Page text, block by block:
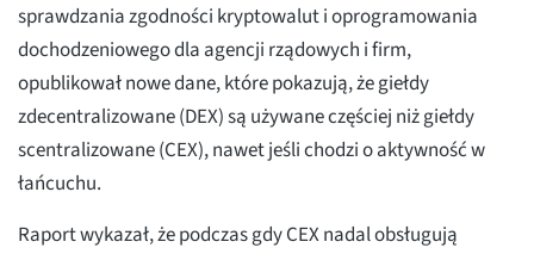
sprawdzania zgodności kryptowalut i oprogramowania
dochodzeniowego dla agencji rządowych i firm,
opublikował nowe dane, które pokazują, że giełdy
zdecentralizowane (DEX) są używane częściej niż giełdy
scentralizowane (CEX), nawet jeśli chodzi o aktywność w
łańcuchu.
Raport wykazał, że podczas gdy CEX nadal obsługują